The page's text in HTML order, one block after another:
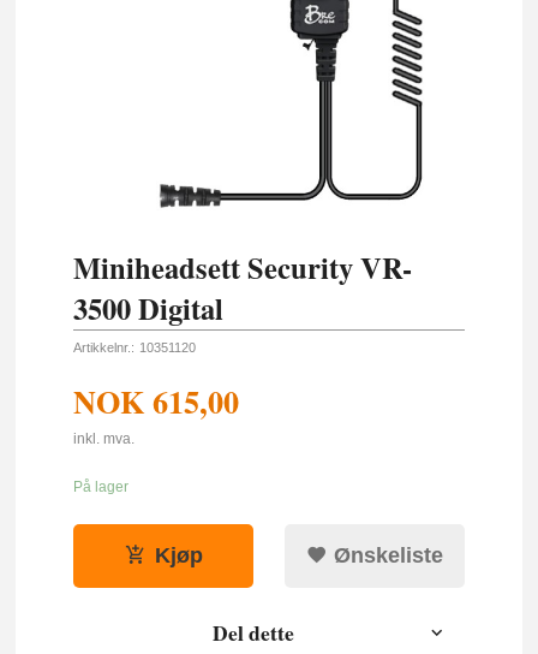
Miniheadsett Security VR-
3500 Digital
Artikkelnr.: 10351120
NOK615,00
inkl. mva.
På lager
Kjøp Ønskeliste
Del dette